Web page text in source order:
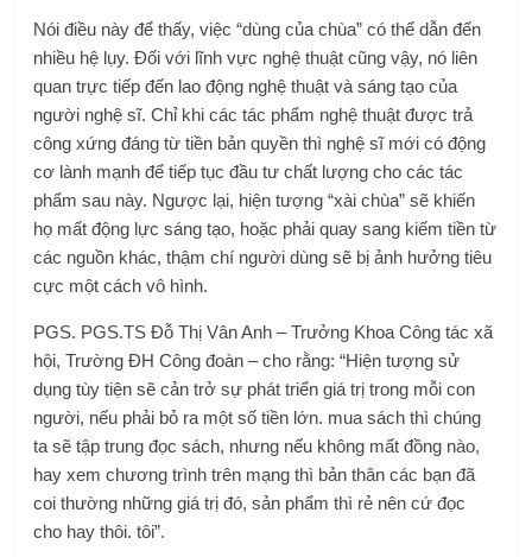
Nói điều này để thấy, việc “dùng của chùa” có thể dẫn đến
nhiều hệ lụy. Đối với lĩnh vực nghệ thuật cũng vậy, nó liên
quan trực tiếp đến lao động nghệ thuật và sáng tạo của
người nghệ sĩ. Chỉ khi các tác phẩm nghệ thuật được trả
công xứng đáng từ tiền bản quyền thì nghệ sĩ mới có động
cơ lành mạnh để tiếp tục đầu tư chất lượng cho các tác
phẩm sau này. Ngược lại, hiện tượng “xài chùa” sẽ khiến
họ mất động lực sáng tạo, hoặc phải quay sang kiếm tiền từ
các nguồn khác, thậm chí người dùng sẽ bị ảnh hưởng tiêu
cực một cách vô hình.
PGS. PGS.TS Đỗ Thị Vân Anh – Trưởng Khoa Công tác xã
hội, Trường ĐH Công đoàn – cho rằng: “Hiện tượng sử
dụng tùy tiện sẽ cản trở sự phát triển giá trị trong mỗi con
người, nếu phải bỏ ra một số tiền lớn. mua sách thì chúng
ta sẽ tập trung đọc sách, nhưng nếu không mất đồng nào,
hay xem chương trình trên mạng thì bản thân các bạn đã
coi thường những giá trị đó, sản phẩm thì rẻ nên cứ đọc
cho hay thôi. tôi”.